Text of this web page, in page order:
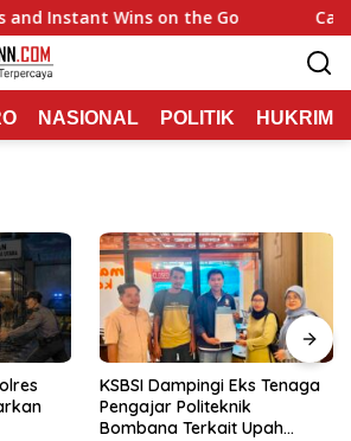
Instant Wins on the Go Casino
NASIONAL POLITIK HUKRIM
KSBSI Dampingi Eks Tenaga
Pengajar Politeknik
Bombana Terkait Upah